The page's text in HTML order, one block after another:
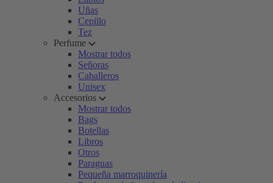
Uñas
Cepillo
Tez
Perfume
Mostrar todos
Señoras
Caballeros
Unisex
Accesorios
Mostrar todos
Bags
Botellas
Libros
Otros
Paraguas
Pequeña marroquinería